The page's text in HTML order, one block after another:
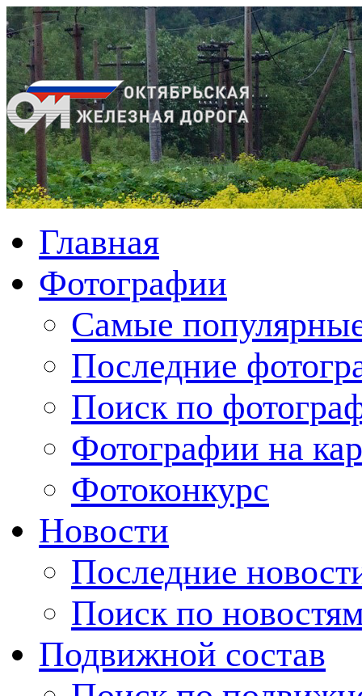
Главная
Фотографии
Cамые
Последние
Поиск по
Фотографии на
Фотоконкурс
Новости
Последние
Поиск по
Подвижной состав